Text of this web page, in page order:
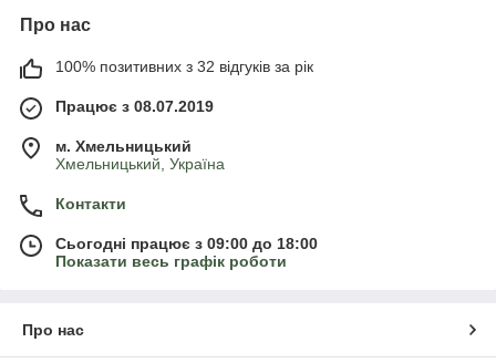
Про нас
100% позитивних з 32 відгуків за рік
Працює з 08.07.2019
м. Хмельницький
Хмельницький, Україна
Контакти
Сьогодні працює з 09:00 до 18:00
Показати весь графік роботи
Про нас